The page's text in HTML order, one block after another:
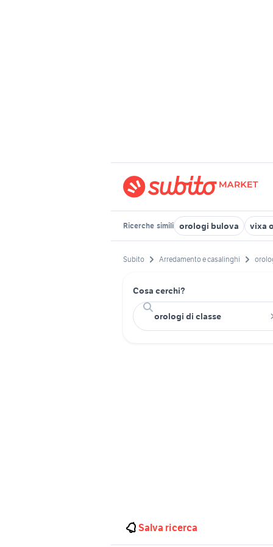
Ricerche simili orologi bulova vixa
Subito Arredamento e casalinghi
Cosa cerchi?
Salva ricerca